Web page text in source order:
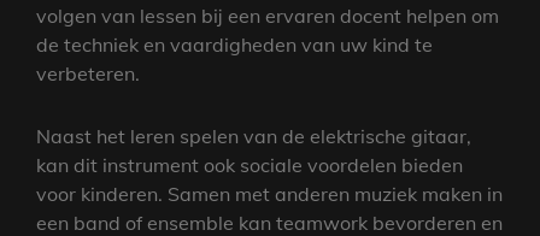
volgen van lessen bij een ervaren docent helpen om
de techniek en vaardigheden van uw kind te
verbeteren.
Naast het leren spelen van de elektrische gitaar,
kan dit instrument ook sociale voordelen bieden
voor kinderen. Samen met anderen muziek maken in
een band of ensemble kan teamwork bevorderen en